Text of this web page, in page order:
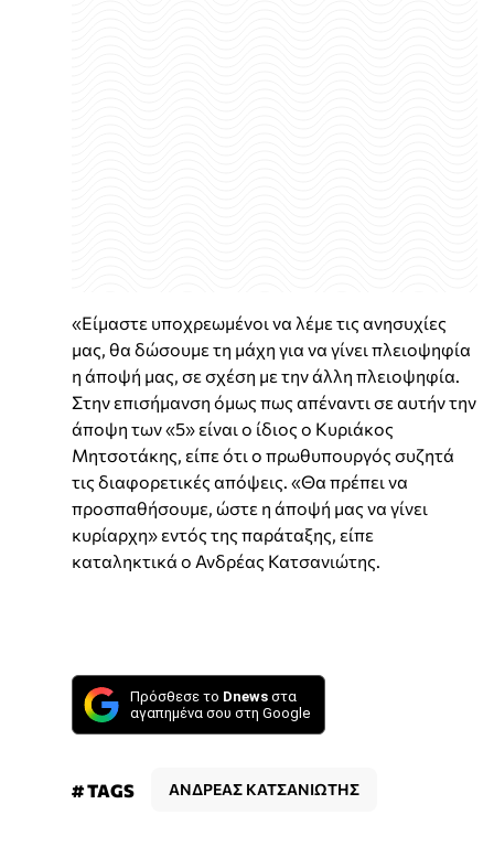
«Είμαστε υποχρεωμένοι να λέμε τις ανησυχίες
μας, θα δώσουμε τη μάχη για να γίνει πλειοψηφία
η άποψή μας, σε σχέση με την άλλη πλειοψηφία.
Στην επισήμανση όμως πως απέναντι σε αυτήν την
άποψη των «5» είναι ο ίδιος ο Κυριάκος
Μητσοτάκης, είπε ότι ο πρωθυπουργός συζητά
τις διαφορετικές απόψεις. «Θα πρέπει να
προσπαθήσουμε, ώστε η άποψή μας να γίνει
κυρίαρχη» εντός της παράταξης, είπε
καταληκτικά ο Ανδρέας Κατσανιώτης.
Πρόσθεσε το Dnews στα
αγαπημένα σου στη Google
# TAGS ΑΝΔΡΕΑΣ ΚΑΤΣΑΝΙΩΤΗΣ